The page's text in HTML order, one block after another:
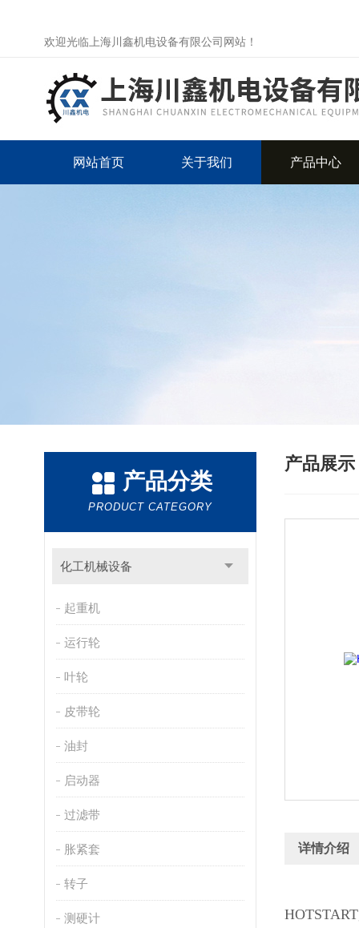
欢迎光临上海川鑫机电设备有限公司网站！
网站首页 关于我们 产品中心
产品分类
PRODUCT CATEGORY
化工机械设备
起重机
运行轮
叶轮
皮带轮
油封
启动器
过滤带
胀紧套
转子
测硬计
产品展示
详情介绍